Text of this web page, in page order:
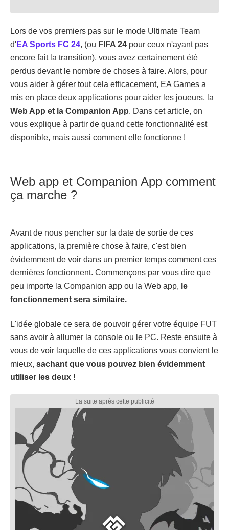
Lors de vos premiers pas sur le mode Ultimate Team
d'EA Sports FC 24, (ou FIFA 24 pour ceux n'ayant pas
encore fait la transition), vous avez certainement été
perdus devant le nombre de choses à faire. Alors, pour
vous aider à gérer tout cela efficacement, EA Games a
mis en place deux applications pour aider les joueurs, la
Web App et la Companion App. Dans cet article, on
vous explique à partir de quand cette fonctionnalité est
disponible, mais aussi comment elle fonctionne !
Web app et Companion App comment
ça marche ?
Avant de nous pencher sur la date de sortie de ces
applications, la première chose à faire, c'est bien
évidemment de voir dans un premier temps comment ces
dernières fonctionnent. Commençons par vous dire que
peu importe la Companion app ou la Web app, le
fonctionnement sera similaire.
L'idée globale ce sera de pouvoir gérer votre équipe FUT
sans avoir à allumer la console ou le PC. Reste ensuite à
vous de voir laquelle de ces applications vous convient le
mieux, sachant que vous pouvez bien évidemment
utiliser les deux !